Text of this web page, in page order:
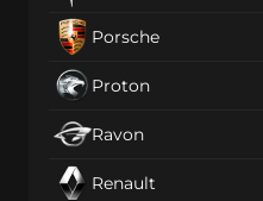
Porsche
Proton
Ravon
Renault